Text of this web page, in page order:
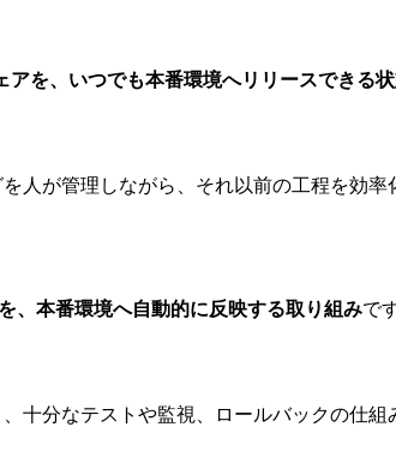
を、いつでも本番環境へリリースできる
が管理しながら、それ以前の工程を効率
、本番環境へ自動的に反映する取り組みで
分なテストや監視、ロールバックの仕組